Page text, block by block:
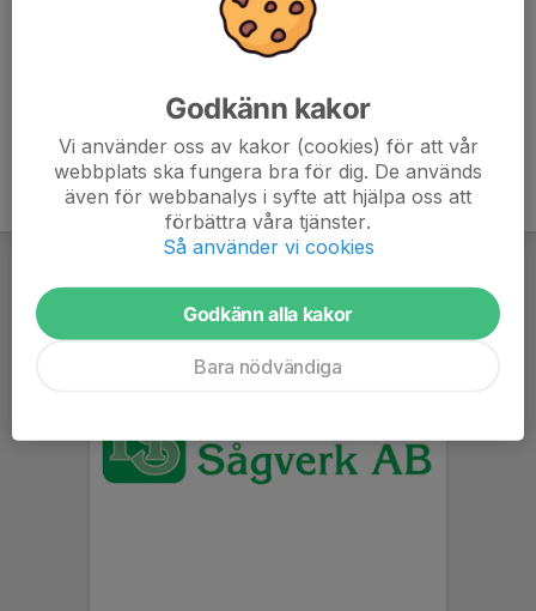
Godkänn kakor
Vi använder oss av kakor (cookies) för att vår
webbplats ska fungera bra för dig. De används
även för webbanalys i syfte att hjälpa oss att
förbättra våra tjänster.
Så använder vi cookies
Godkänn alla kakor
Bara nödvändiga